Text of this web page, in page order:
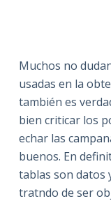
Muchos no
usadas en la
también es
bien criticar los
echar las
buenos. En
tablas son datos
tratndo de ser